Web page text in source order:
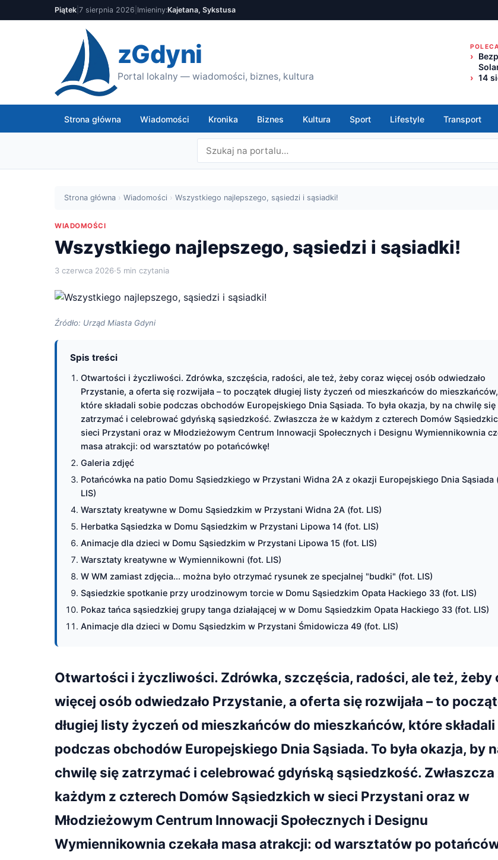
Piątek 7 sierpnia 2026 Imieniny:Kajetana, Sykstusa
zGdyni
Portal lokalny — wiadomości, biznes, kultura
14
Strona główna Wiadomości Kronika Biznes Kultura Sport Lifestyle Transport
Strona główna › Wiadomości › Wszystkiego najlepszego, sąsiedzi i sąsiadki!
WIADOMOŚCI
Wszystkiego najlepszego, sąsiedzi i sąsiadki!
3 czerwca 2026·5 min czytania
Źródło: Urząd Miasta Gdyni
Spis treści
Otwartości i życzliwości. Zdrówka, szczęścia, radości, ale też, żeby coraz więcej osób odwiedzało
Przystanie, a oferta się rozwijała – to początek długiej listy życzeń od mieszkańców do mieszkańców,
które składali sobie podczas obchodów Europejskiego Dnia Sąsiada. To była okazja, by na chwilę się
zatrzymać i celebrować gdyńską sąsiedzkość. Zwłaszcza że w każdym z czterech Domów
sieci Przystani oraz w Młodzieżowym Centrum Innowacji Społecznych i Designu Wymiennikownia
masa atrakcji: od warsztatów po potańcówkę!
Galeria zdjęć
Potańcówka na patio Domu Sąsiedzkiego w Przystani Widna 2A z okazji Europejskiego Dnia Sąsiada
LIS)
Warsztaty kreatywne w Domu Sąsiedzkim w Przystani Widna 2A (fot. LIS)
Herbatka Sąsiedzka w Domu Sąsiedzkim w Przystani Lipowa 14 (fot. LIS)
Animacje dla dzieci w Domu Sąsiedzkim w Przystani Lipowa 15 (fot. LIS)
Warsztaty kreatywne w Wymiennikowni (fot. LIS)
W WM zamiast zdjęcia... można było otrzymać rysunek ze specjalnej "budki" (fot. LIS)
Sąsiedzkie spotkanie przy urodzinowym torcie w Domu Sąsiedzkim Opata Hackiego 33 (fot. LIS)
Pokaz tańca sąsiedzkiej grupy tanga działającej w w Domu Sąsiedzkim Opata Hackiego 33 (fot. LIS)
Animacje dla dzieci w Domu Sąsiedzkim w Przystani Śmidowicza 49 (fot. LIS)
Otwartości i życzliwości. Zdrówka, szczęścia, radości, ale też, żeby
więcej osób odwiedzało Przystanie, a oferta się rozwijała – to
długiej listy życzeń od mieszkańców do mieszkańców, które
podczas obchodów Europejskiego Dnia Sąsiada. To była okazja, by
chwilę się zatrzymać i celebrować gdyńską sąsiedzkość. Zwłaszcza
każdym z czterech Domów Sąsiedzkich w sieci Przystani oraz w
Młodzieżowym Centrum Innowacji Społecznych i Designu
Wymiennikownia czekała masa atrakcji: od warsztatów po